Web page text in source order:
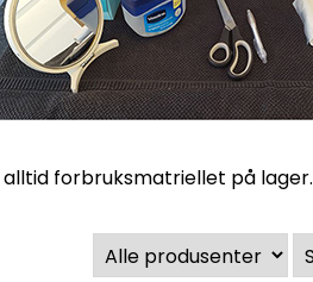
forbruksmatriellet på lager.